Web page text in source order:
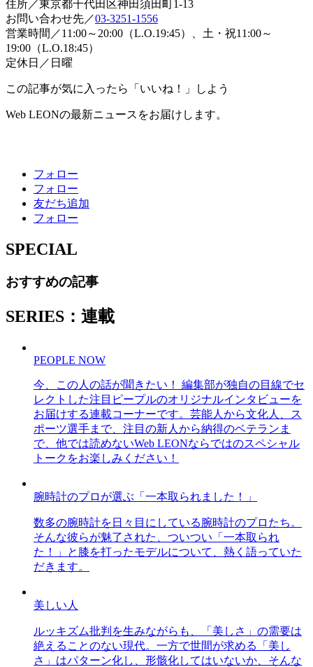
住所／東京都千代田区神田須田町1-13
お問い合わせ先／03-3251-1556
営業時間／11:00～20:00（L.O.19:45）、土・祝11:00～
19:00（L.O.18:45）
定休日／日曜
この記事が気に入ったら「いいね！」しよう
Web LEONの最新ニュースをお届けします。
フォロー
フォロー
友だち追加
フォロー
SPECIAL
おすすめの記事
SERIES：連載
PEOPLE NOW
今、この人の話が聞きたい！ 編集部が独自の目線でセ
レクトした注目ピープルのオリジナルインタビューを
お届けする連載コーナーです。芸能人から文化人、ス
ポーツ選手まで、注目の新人から納得のベテランま
で、他では読めないWeb LEONならではのスペシャル
トークをお楽しみください！
腕時計のプロが選ぶ「一本取られました！」
数多の腕時計を日々目にしている腕時計のプロたち。
そんな彼らが魅了された、ついつい「一本取られ
た！」と膝を打ったモデルについて、熱く語っていた
だきます。
美しい人
ルッキズム批判を生みながらも、「美しさ」の需要は
絶えることのない現代。一方で世間が求める「美し
さ」はパターン化し、形骸化してはいないか、そんな